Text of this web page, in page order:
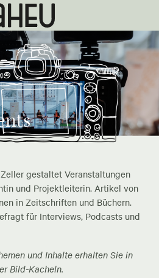
gestaltet Veranstaltungen
und Projektleiterin. Artikel von
in Zeitschriften und Büchern.
für Interviews, Podcasts und
und Inhalte erhalten Sie in
Bild-Kacheln.